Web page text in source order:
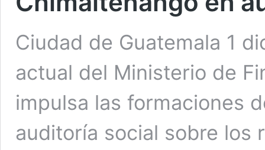
Ciudad de Guatemala 1
actual del Ministerio de
impulsa las formaciones
auditoría social sobre los